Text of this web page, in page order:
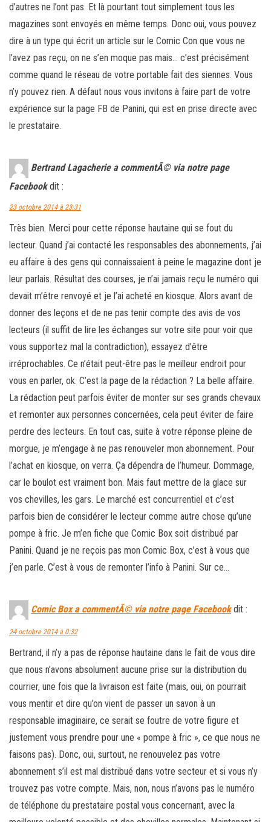
d’autres ne l’ont pas. Et là pourtant tout simplement tous les
magazines sont envoyés en même temps. Donc oui, vous pouvez
dire à un type qui écrit un article sur le Comic Con que vous ne
l’avez pas reçu, on ne s’en moque pas mais… c’est précisément
comme quand le réseau de votre portable fait des siennes. Vous
n’y pouvez rien. A défaut nous vous invitons à faire part de votre
expérience sur la page FB de Panini, qui est en prise directe avec
le prestataire.
Bertrand Lagacherie a commentÃ© via notre page
Facebook dit :
23 octobre 2014 à 23:31
Très bien. Merci pour cette réponse hautaine qui se fout du
lecteur. Quand j’ai contacté les responsables des abonnements, j’ai
eu affaire à des gens qui connaissaient à peine le magazine dont je
leur parlais. Résultat des courses, je n’ai jamais reçu le numéro qui
devait m’être renvoyé et je l’ai acheté en kiosque. Alors avant de
donner des leçons et de ne pas tenir compte des avis de vos
lecteurs (il suffit de lire les échanges sur votre site pour voir que
vous supportez mal la contradiction), essayez d’être
irréprochables. Ce n’était peut-être pas le meilleur endroit pour
vous en parler, ok. C’est la page de la rédaction ? La belle affaire.
La rédaction peut parfois éviter de monter sur ses grands chevaux
et remonter aux personnes concernées, cela peut éviter de faire
perdre des lecteurs. En tout cas, suite à votre réponse pleine de
morgue, je m’engage à ne pas renouveler mon abonnement. Pour
l’achat en kiosque, on verra. Ça dépendra de l’humeur. Dommage,
car le boulot est vraiment bon. Mais faut mettre de la glace sur
vos chevilles, les gars. Le marché est concurrentiel et c’est
parfois bien de considérer le lecteur comme autre chose qu’une
pompe à fric. Je m’en fiche que Comic Box soit distribué par
Panini. Quand je ne reçois pas mon Comic Box, c’est à vous que
j’en parle. C’est à vous de remonter l’info à Panini. Sur ce…
Comic Box a commentÃ© via notre page Facebook dit :
24 octobre 2014 à 0:32
Bertrand, il n’y a pas de réponse hautaine dans le fait de vous dire
que nous n’avons absolument aucune prise sur la distribution du
courrier, une fois que la livraison est faite (mais, oui, on pourrait
vous mentir et dire qu’on vient de passer un savon à un
responsable imaginaire, ce serait se foutre de votre figure et
justement vous prendre pour une « pompe à fric », ce que nous ne
faisons pas). Donc, oui, surtout, ne renouvelez pas votre
abonnement s’il est mal distribué dans votre secteur et si vous n’y
trouvez pas votre compte. Mais, non, nous n’avons pas le numéro
de téléphone du prestataire postal vous concernant, avec la